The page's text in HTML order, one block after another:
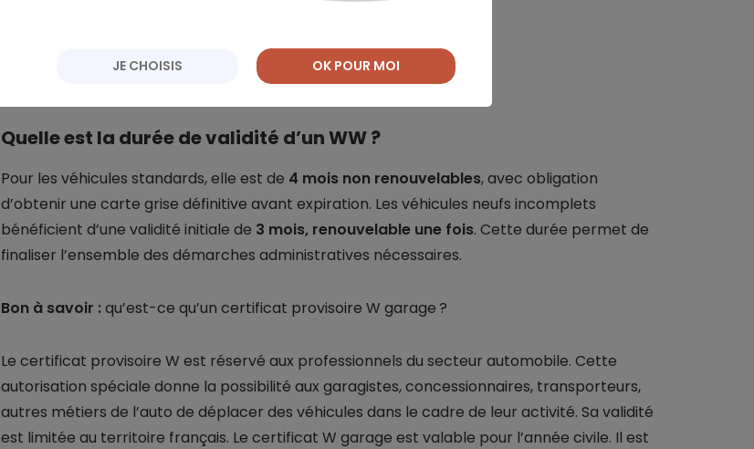
Quelle est la durée de validité d’un WW ?
Pour les véhicules standards, elle est de 4 mois non renouvelables, avec obligation
d’obtenir une carte grise définitive avant expiration. Les véhicules neufs incomplets
bénéficient d’une validité initiale de 3 mois, renouvelable une fois. Cette durée permet de
finaliser l’ensemble des démarches administratives nécessaires.
Bon à savoir :qu’est-ce qu’un certificat provisoire W garage ?
Le certificat provisoire W est réservé aux professionnels du secteur automobile. Cette
autorisation spéciale donne la possibilité aux garagistes, concessionnaires, transporteurs,
autres métiers de l’auto de déplacer des véhicules dans le cadre de leur activité. Sa validité
est limitée au territoire français. Le certificat W garage est valable pour l’année civile. Il est
JE CHOISIS OK POUR MOI